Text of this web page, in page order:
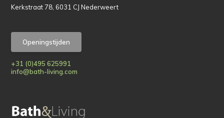
Kerkstraat 78, 6031 CJ Nederweert
Openingstijden
+31 (0)495 625991
info@bath-living.com